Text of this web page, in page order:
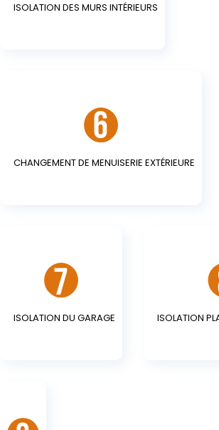
ISOLATION DES MURS INTÉRIEURS
CHANGEMENT DE MENUISERIE EXTÉRIEURE
ISOLATION DU GARAGE ISOLATION